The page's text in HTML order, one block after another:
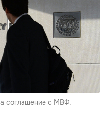
соглашение с МВФ.